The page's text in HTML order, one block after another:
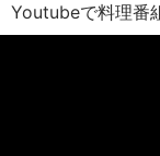
Youtubeで料理番